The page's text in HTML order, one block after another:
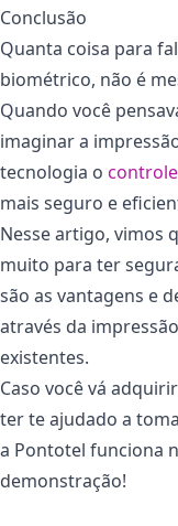
Conclusão
Quanta coisa para
biométrico, não é
Quando você
imaginar a
tecnologia o
mais seguro e
Nesse artigo, vimos
muito para ter
são as vantagens e
através da
existentes.
Caso você vá
ter te ajudado a
a Pontotel funciona
demonstração!